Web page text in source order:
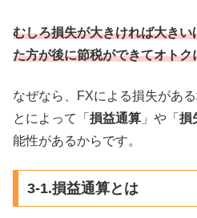
むしろ損失が大きければ大き
た方が後に節税ができてオトク
なぜなら、FXによる損失があ
とによって「 損益通算 」や「 損
能性があるからです。
3-1.損益通算とは